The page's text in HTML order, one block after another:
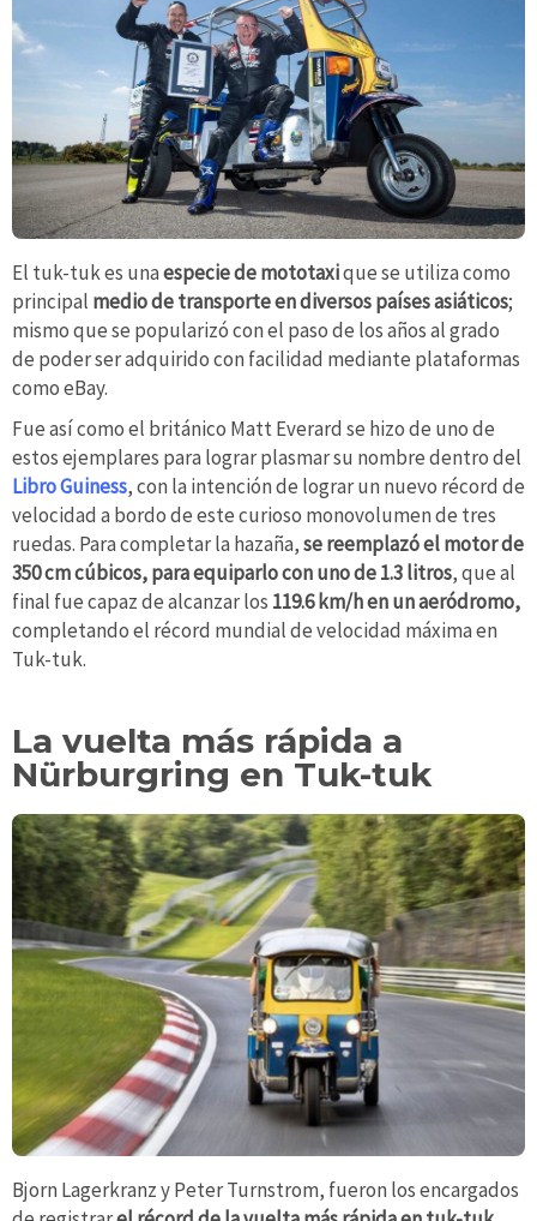
El tuk-tuk es unaespecie de mototaxique se utiliza como
principal medio de transporte en diversos países asiáticos;
mismo que se popularizó con el paso de los años al grado
de poder ser adquirido con facilidad mediante plataformas
como eBay.
Fue así como el británico Matt Everard se hizo de uno de
estos ejemplares para lograr plasmar su nombre dentro del
Libro Guiness, con la intención de lograr un nuevo récord de
velocidad a bordo de este curioso monovolumen de tres
ruedas. Para completar la hazaña,se reemplazó el motor de
350 cm cúbicos, para equiparlo con uno de 1.3 litros, que al
final fue capaz de alcanzar los 119.6 km/h en un aeródromo,
completando el récord mundial de velocidad máxima en
Tuk-tuk.
La vuelta más rápida a
Nürburgring en Tuk-tuk
Bjorn Lagerkranz y Peter Turnstrom, fueron los encargados